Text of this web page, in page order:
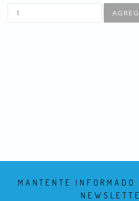
MANTENTE INFORMADO